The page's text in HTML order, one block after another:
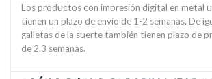
Los productos con impresión digital en metal
tienen un plazo de envío de 1-2 semanas. De
galletas de la suerte también tienen plazo de
de 2.3 semanas.